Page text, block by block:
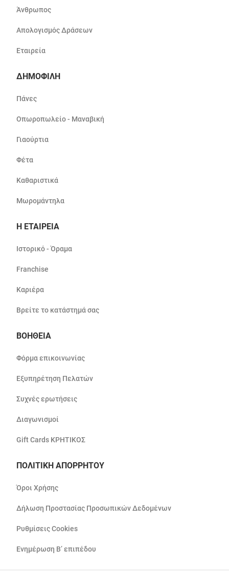
Άνθρωπος
Απολογισμός Δράσεων
Εταιρεία
ΔΗΜΟΦΙΛΗ
Πάνες
Οπωροπωλείο - Μαναβική
Γιαούρτια
Φέτα
Καθαριστικά
Μωρομάντηλα
Η ΕΤΑΙΡΕΙΑ
Ιστορικό - Όραμα
Franchise
Καριέρα
Βρείτε το κατάστημά σας
ΒΟΗΘΕΙΑ
Φόρμα επικοινωνίας
Εξυπηρέτηση Πελατών
Συχνές ερωτήσεις
Διαγωνισμοί
Gift Cards ΚΡΗΤΙΚΟΣ
ΠΟΛΙΤΙΚΗ ΑΠΟΡΡΗΤΟΥ
Όροι Χρήσης
Δήλωση Προστασίας Προσωπικών Δεδομένων
Ρυθμίσεις Cookies
Ενημέρωση Β’ επιπέδου